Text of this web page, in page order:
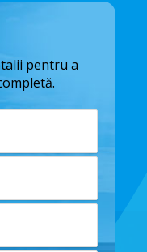
pentru a